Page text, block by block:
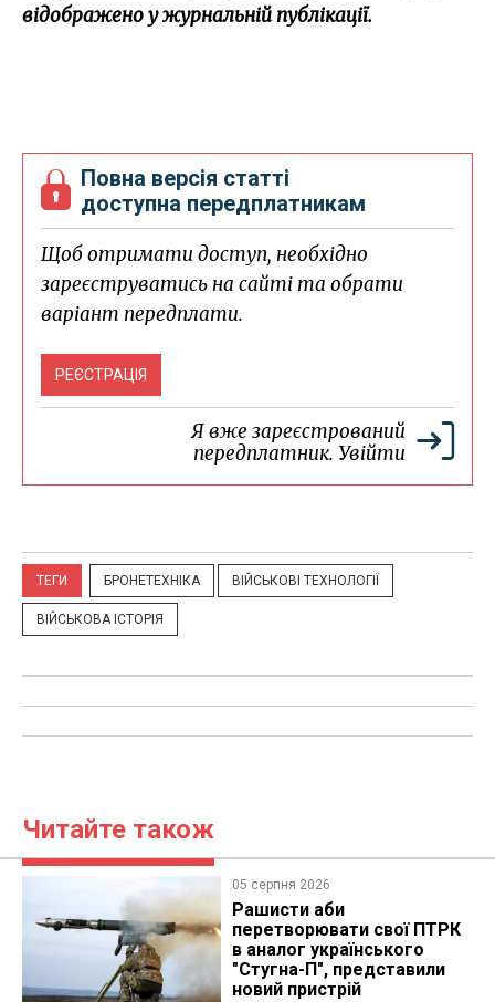
відображено у журнальній публікації.
Повна версія статті
доступна передплатникам
Щоб отримати доступ, необхідно
зареєструватись на сайті та обрати
варіант передплати.
РЕЄСТРАЦІЯ
Я вже зареєстрований
передплатник. Увійти
ТЕГИ БРОНЕТЕХНІКА ВІЙСЬКОВІ ТЕХНОЛОГІЇ
ВІЙСЬКОВА ІСТОРІЯ
Читайте також
05 серпня 2026
Рашисти аби
перетворювати свої ПТРК
в аналог українського
"Стугна-П", представили
новий пристрій